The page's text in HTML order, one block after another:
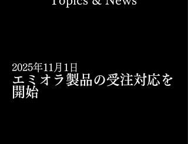
2025年11月1日
エミオラ製品の受注対応を
開始